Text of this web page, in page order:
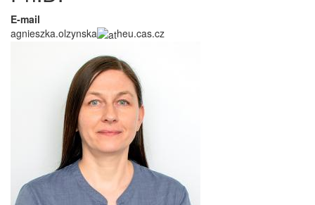
E-mail
agnieszka.olzynska
heu.cas.cz